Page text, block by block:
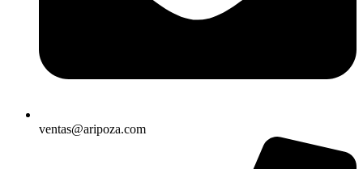
ventas@aripoza.com